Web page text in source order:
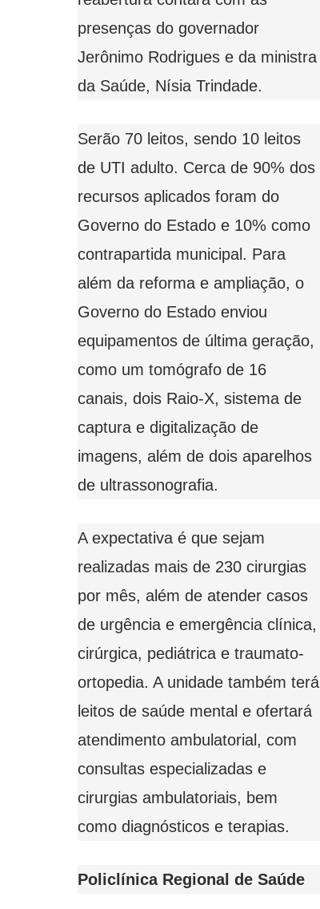
presenças do governador
Jerônimo Rodrigues e da ministra
da Saúde, Nísia Trindade.
Serão 70 leitos, sendo 10 leitos
de UTI adulto. Cerca de 90% dos
recursos aplicados foram do
Governo do Estado e 10% como
contrapartida municipal. Para
além da reforma e ampliação, o
Governo do Estado enviou
equipamentos de última geração,
como um tomógrafo de 16
canais, dois Raio-X, sistema de
captura e digitalização de
imagens, além de dois aparelhos
de ultrassonografia.
A expectativa é que sejam
realizadas mais de 230 cirurgias
por mês, além de atender casos
de urgência e emergência clínica,
cirúrgica, pediátrica e traumato-
ortopedia. A unidade também terá
leitos de saúde mental e ofertará
atendimento ambulatorial, com
consultas especializadas e
cirurgias ambulatoriais, bem
como diagnósticos e terapias.
Policlínica Regional de Saúde